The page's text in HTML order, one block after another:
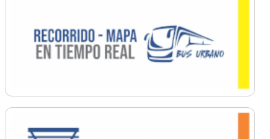
Ordenamiento
Promoción Social
Salud
Secretaría General